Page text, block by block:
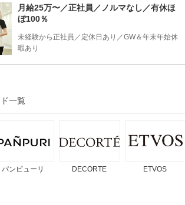
月給25万〜／正社員／ノルマなし／有休ほ
ぼ100％
未経験から正社員／定休日あり／GW＆年末年始休
暇あり
一覧
パンピューリ DECORTE ETVOS